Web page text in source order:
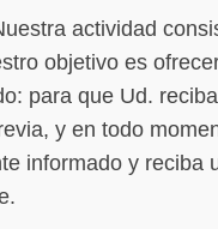
actividad
objetivo es
para que Ud.
y en todo
informado y reciba